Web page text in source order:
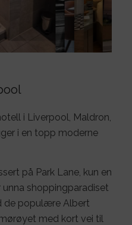
i Liverpool, Maldron,
i en topp moderne
på Park Lane, kun en
shoppingparadiset
de populære Albert
med kort vei til